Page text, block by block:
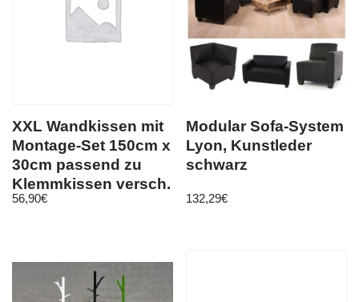
XXL Wandkissen mit
Montage-Set 150cm x
30cm passend zu
Klemmkissen versch.
Farben
56,90€
Modular Sofa-System
Lyon, Kunstleder
schwarz
132,29€